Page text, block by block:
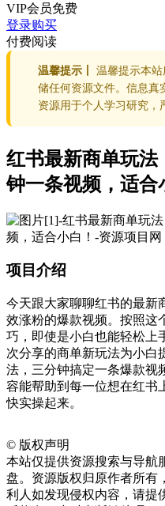
VIP会员免费
登录购买
付费阅读
温馨提示丨
温馨提示本
储任何资源文件。信息真
资源用于个人学习研究，
红书最新商单玩法
钟一条视频，适合
项目介绍
今天跟大家聊聊红书的最新
效涨粉的爆款视频。按照这
巧，即使是小白也能轻松上
次分享的商单新玩法为小白
法，三分钟搞定一条爆款视
容能帮助到每一位想在红书
快实操起来。
© 版权声明
本站仅提供资源搜索与导航
盘。资源版权归原作者所有
利人如发现侵权内容，请提